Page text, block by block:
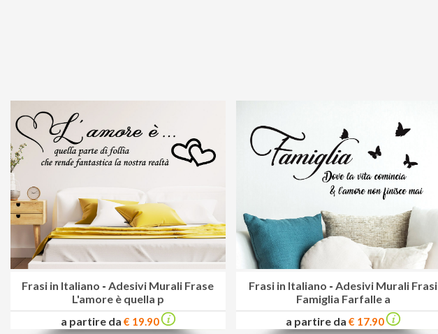
Frasi in Italiano -Adesivi Murali Frase
L'amore è quella p
a partire da € 19.90
Frasi in Italiano -Adesivi Murali Frasi
Famiglia Farfalle a
a partire da€ 17.90